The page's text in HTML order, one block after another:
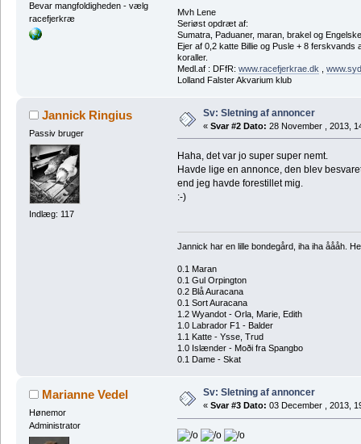
Bevar mangfoldigheden - vælg
racefjerkræ
Mvh Lene
Seriøst opdræt af:
Sumatra, Paduaner, maran, brakel og
Ejer af 0,2 katte Billie og Pusle + 8
koraller.
Medl.af : DFfR: www.racefjerkrae.dk
Lolland Falster Akvarium klub
Jannick Ringius
Passiv bruger
Indlæg: 117
Sv: Sletning af annoncer
« Svar #2 Dato: 28 November , 2013,
Haha, det var jo super super nemt.
Havde lige en annonce, den blev
end jeg havde forestillet mig.
:-)
Jannick har en lille bondegård, iha iha åååh.
0.1 Maran
0.1 Gul Orpington
0.2 Blå Auracana
0.1 Sort Auracana
1.2 Wyandot - Orla, Marie, Edith
1.0 Labrador F1 - Balder
1.1 Katte - Ysse, Trud
1.0 Islænder - Moði fra Spangbo
0.1 Dame - Skat
Marianne Vedel
Hønemor
Administrator
Sv: Sletning af annoncer
« Svar #3 Dato: 03 December , 2013,